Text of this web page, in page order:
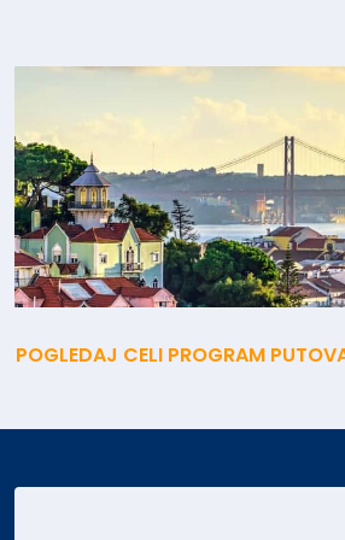
POGLEDAJ CELI PROGRAM